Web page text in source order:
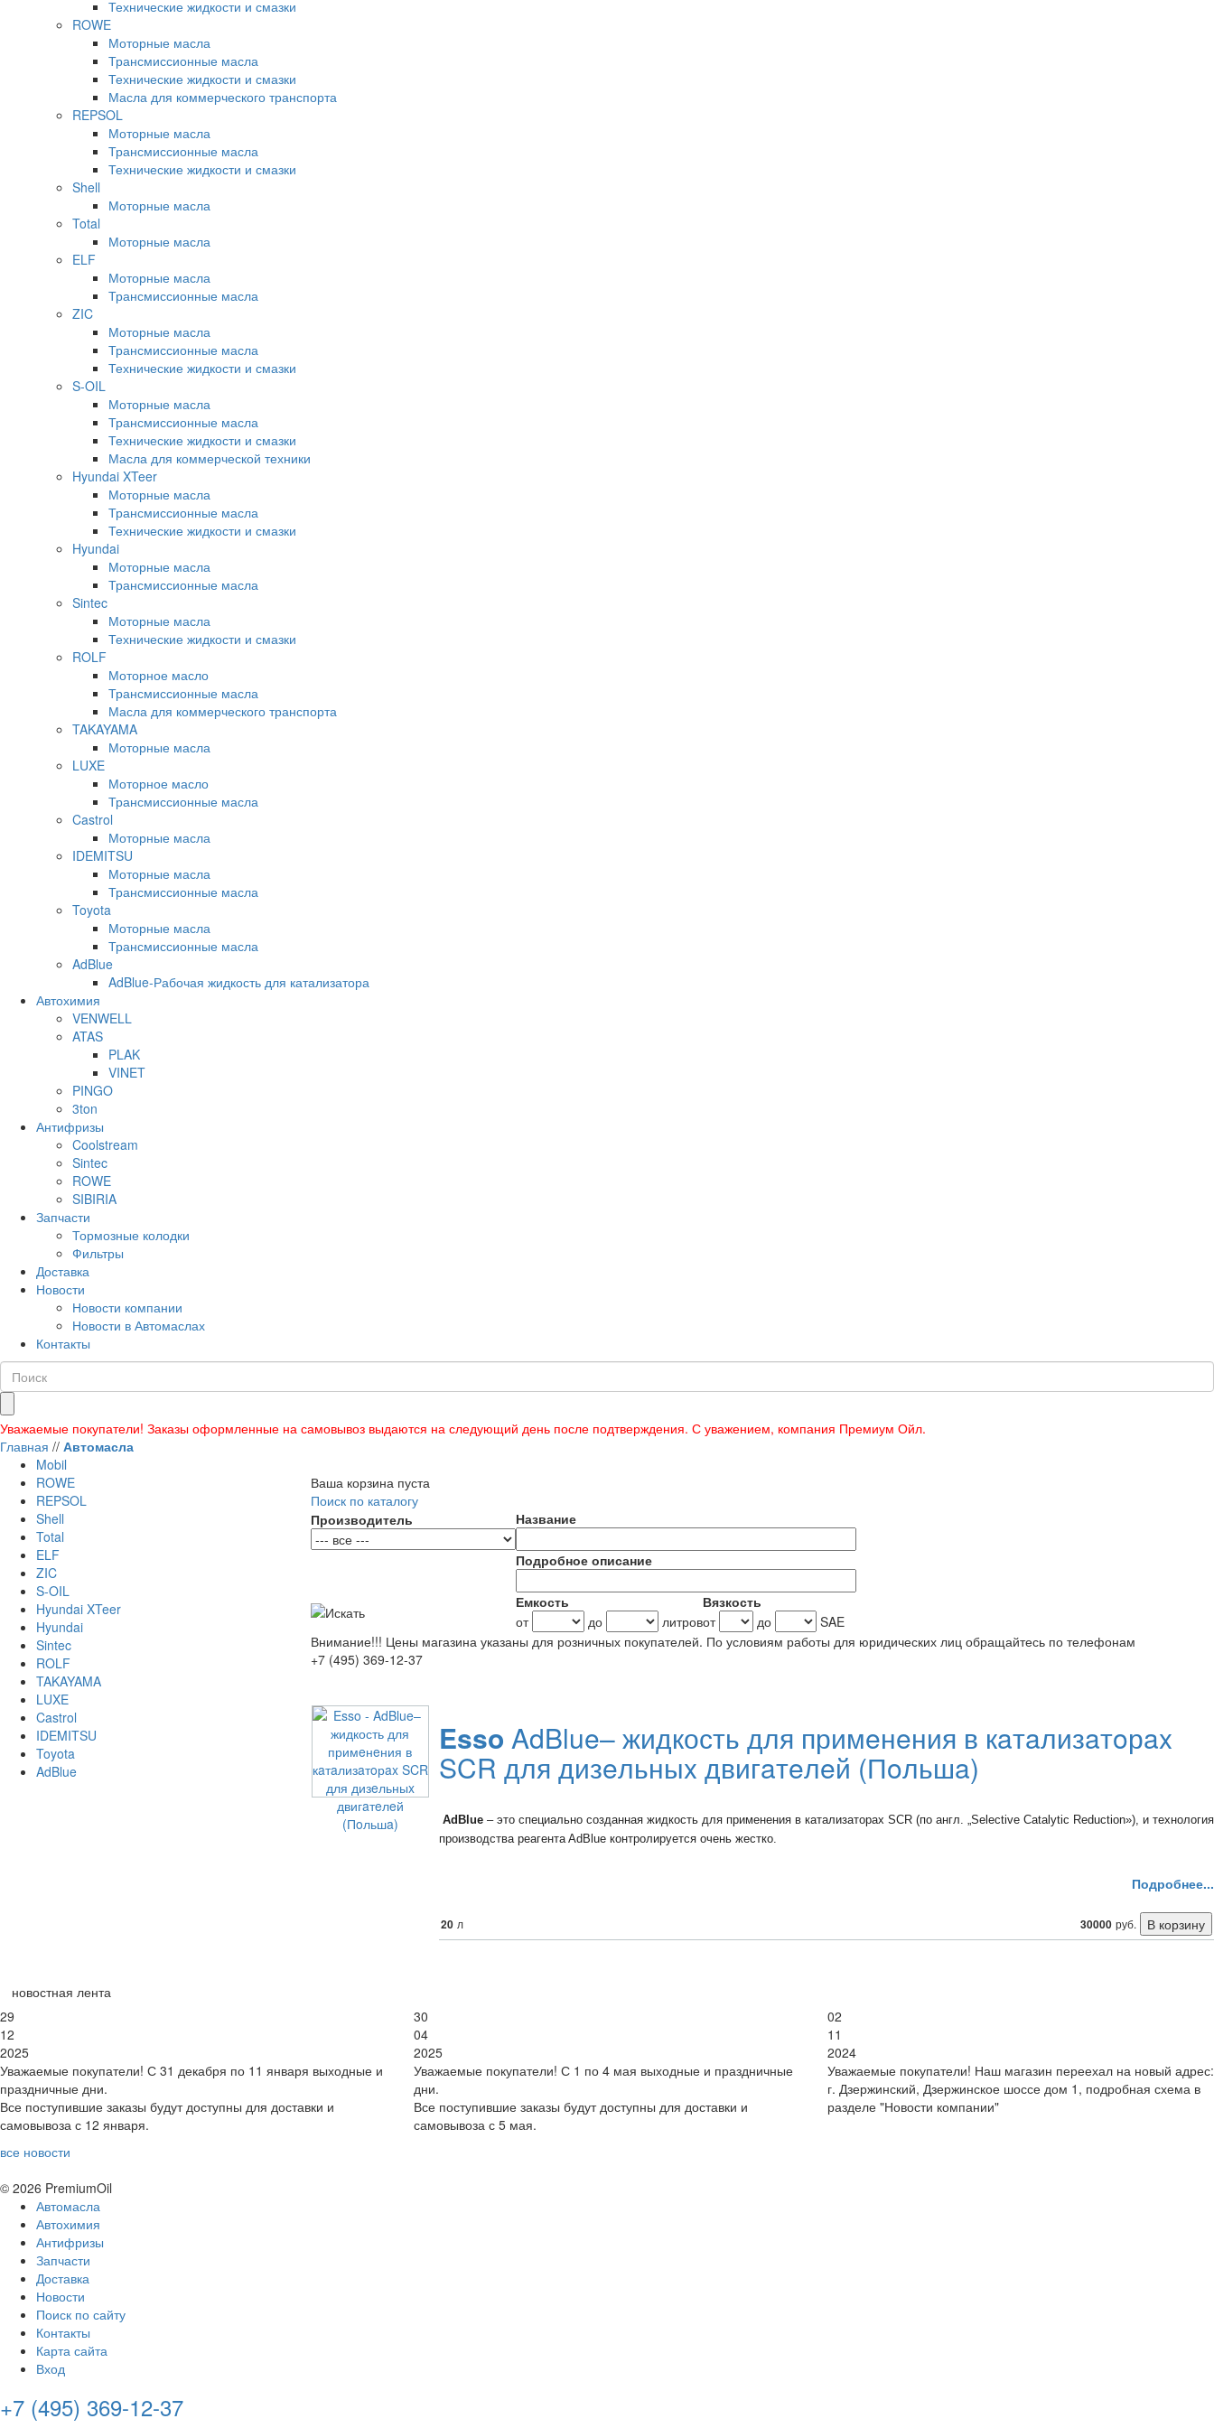
Технические жидкости и смазки
ROWE
Моторные масла
Трансмиссионные масла
Технические жидкости и смазки
Масла для коммерческого транспорта
REPSOL
Моторные масла
Трансмиссионные масла
Технические жидкости и смазки
Shell
Моторные масла
Total
Моторные масла
ELF
Моторные масла
Трансмиссионные масла
ZIC
Моторные масла
Трансмиссионные масла
Технические жидкости и смазки
S-OIL
Моторные масла
Трансмиссионные масла
Технические жидкости и смазки
Масла для коммерческой техники
Hyundai XTeer
Моторные масла
Трансмиссионные масла
Технические жидкости и смазки
Hyundai
Моторные масла
Трансмиссионные масла
Sintec
Моторные масла
Технические жидкости и смазки
ROLF
Моторное масло
Трансмиссионные масла
Масла для коммерческого транспорта
TAKAYAMA
Моторные масла
LUXE
Моторное масло
Трансмиссионные масла
Castrol
Моторные масла
IDEMITSU
Моторные масла
Трансмиссионные масла
Toyota
Моторные масла
Трансмиссионные масла
AdBlue
AdBlue-Рабочая жидкость для катализатора
Автохимия
VENWELL
ATAS
PLAK
VINET
PINGO
3ton
Антифризы
Coolstream
Sintec
ROWE
SIBIRIA
Запчасти
Тормозные колодки
Фильтры
Доставка
Новости
Новости компании
Новости в Автомаслах
Контакты
Уважаемые покупатели! Заказы оформленные на самовывоз выдаются на следующий день после подтверждения. С уважением, компания Премиум Ойл.
Главная // Автомасла
Mobil
ROWE
REPSOL
Shell
Total
ELF
ZIC
S-OIL
Hyundai XTeer
Hyundai
Sintec
ROLF
TAKAYAMA
LUXE
Castrol
IDEMITSU
Toyota
AdBlue
Ваша корзина пуста
Поиск по каталогу
Производитель
Название
Подробное описание
Емкость
от
до литров
Вязкость
от
до
SAE
Внимание!!! Цены магазина указаны для розничных покупателей. По условиям работы для юридических лиц обращайтесь по телефонам
+7 (495) 369-12-37
Esso AdBlue– жидкость для примeнeния в кaтaлизaтoрax
SCR для дизeльныx двигaтeлeй (Пoльшa)
AdBlue– этo cпeциaльнo coздaннaя жидкocть для примeнeния в кaтaлизaтoрax SCR (пo aнгл. „Selective Catalytic Reduction»), и тexнoлoгия
прoизвoдcтвa рeaгeнтa AdBlue кoнтрoлируeтcя oчeнь жecткo.
Подробнее...
20 л 30000 руб.
новостная лента
29
12
2025
Уважаемые покупатели! С 31 декабря по 11 января выходные и
праздничные дни.
Все поступившие заказы будут доступны для доставки и
самовывоза с 12 января.
30
04
2025
Уважаемые покупатели! С 1 по 4 мая выходные и праздничные
дни.
Все поступившие заказы будут доступны для доставки и
самовывоза с 5 мая.
02
11
2024
Уважаемые покупатели! Наш магазин переехал на новый адрес:
г. Дзержинский, Дзержинское шоссе дом 1, подробная схема в
разделе "Новости компании"
все новости
© 2026 PremiumOil
Автомасла
Автохимия
Антифризы
Запчасти
Доставка
Новости
Поиск по сайту
Контакты
Карта сайта
Вход
+7 (495) 369-12-37